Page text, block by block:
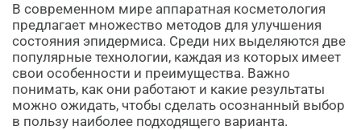
В современном мире аппаратная косметология
предлагает множество методов для улучшения
состояния эпидермиса. Среди них выделяются две
популярные технологии, каждая из которых имеет
свои особенности и преимущества. Важно
понимать, как они работают и какие результаты
можно ожидать, чтобы сделать осознанный выбор
в пользу наиболее подходящего варианта.